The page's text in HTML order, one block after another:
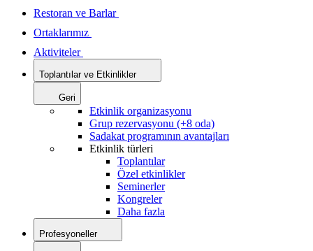
Restoran ve Barlar
Ortaklarımız
Aktiviteler
Toplantılar ve Etkinlikler
Geri
Etkinlik organizasyonu
Grup rezervasyonu (+8 oda)
Sadakat programının avantajları
Etkinlik türleri
Toplantılar
Özel etkinlikler
Seminerler
Kongreler
Daha fazla
Profesyoneller